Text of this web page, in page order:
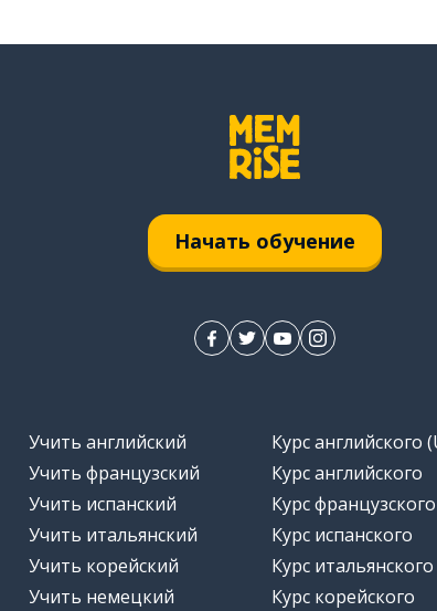
Начать обучение
Учить английский
Учить французский
Учить испанский
Учить итальянский
Учить корейский
Учить немецкий
Курс английского
Курс английского
Курс французского
Курс испанского
Курс итальянского
Курс корейского